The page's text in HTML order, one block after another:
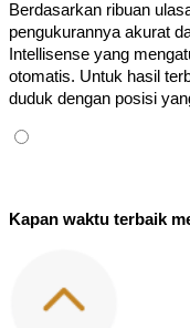
Berdasarkan ribuan
pengukurannya akurat
Intellisense yang
otomatis. Untuk hasil
duduk dengan posisi
Kapan waktu terbaik